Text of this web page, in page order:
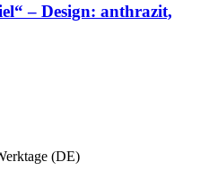
– Design: anthrazit,
(DE)